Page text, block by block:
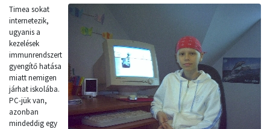
Timea sokat
internetezik,
ugyanis a
kezelések
immunrendszert
gyengítő hatása
miatt nemigen
járhat iskolába.
PC-jük van,
azonban
mindeddig egy